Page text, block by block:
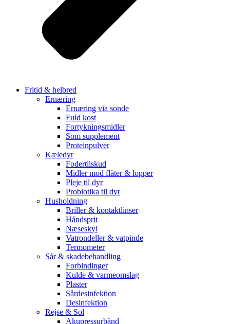
Fritid & helbred
Ernæring
Ernæring via sonde
Fuld kost
Fortykningsmidler
Som supplement
Proteinpulver
Kæledyr
Fodertilskud
Midler mod flåter & lopper
Pleje til dyr
Probiotika til dyr
Husholdning
Briller & kontaktlinser
Håndsprit
Næseskyl
Vatrondeller & vatpinde
Termometer
Sår & skadebehandling
Forbindinger
Kulde & varmeomslag
Plaster
Sårdesinfektion
Desinfektion
Rejse & Sol
Akupressurbånd